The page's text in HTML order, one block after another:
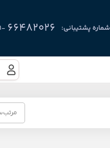
شماره پشتیبانی: 66482026 -۰۲۱